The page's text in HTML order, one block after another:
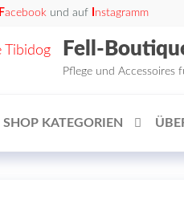
Facebook und auf nstagramm
Fell-
Pflege und Accessoires
SHOP KATEGORIEN